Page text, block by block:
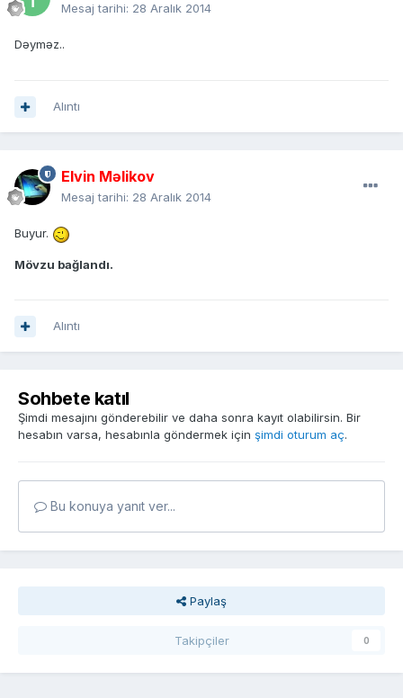
Mesaj tarihi: 28 Aralık 2014
Dəyməz..
Alıntı
Elvin Məlikov
Mesaj tarihi: 28 Aralık 2014
Buyur.
Mövzu bağlandı.
Alıntı
Sohbete katıl
Şimdi mesajını gönderebilir ve daha sonra kayıt olabilirsin. Bir
hesabın varsa, hesabınla göndermek için şimdi oturum aç.
Bu konuya yanıt ver...
Paylaş
Takipçiler 0